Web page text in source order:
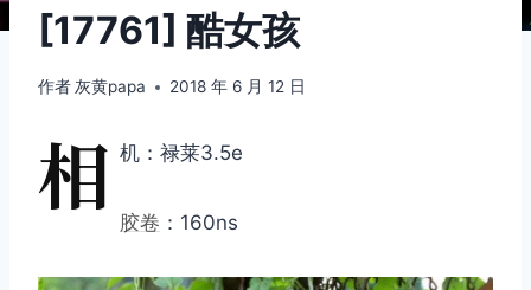
[17761] 酷女孩
作者 灰黄papa 2018 年 6 月 12 日
相 机：禄莱3.5e
胶卷 ：160ns